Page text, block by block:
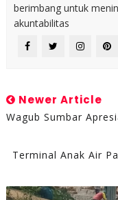
berimbang untuk
akuntabilitas
Newer Article
Wagub Sumbar
Terminal Anak Air